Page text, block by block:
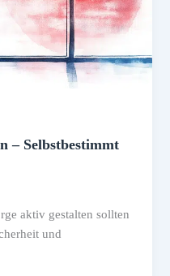
– Selbstbestimmt
aktiv gestalten sollten
und